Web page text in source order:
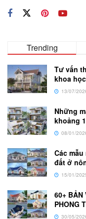
Trending
Tư vấn
khoa
13/07/
Những
khoảng
08/01/
Các
đất ở
15/01/
60+ BẢN
PHONG
30/05/